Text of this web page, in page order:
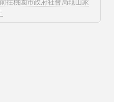
往桃園市政府社會局龜山家